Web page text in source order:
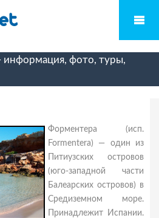
фото, туры,
Форментера (исп.
Formentera) — один из
Питиузских островов
(юго-западной части
Балеарских островов) в
Средиземном море.
Принадлежит Испании.